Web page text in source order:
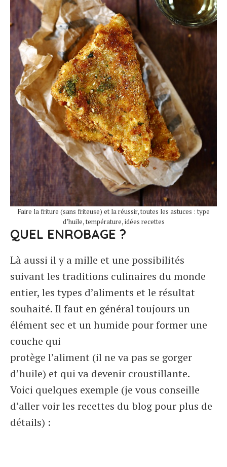
Faire la friture (sans friteuse) et la réussir, toutes les astuces : type
d’huile, température, idées recettes
QUEL ENROBAGE ?
Là aussi il y a mille et une possibilités
suivant les traditions culinaires du monde
entier, les types d’aliments et le résultat
souhaité. Il faut en général toujours un
élément sec et un humide pour former une
couche qui
protège l’aliment (il ne va pas se gorger
d’huile) et qui va devenir croustillante.
Voici quelques exemple (je vous conseille
d’aller voir les recettes du blog pour plus de
détails) :